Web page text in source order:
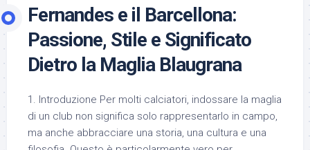
Fernandes e il Barcellona:
Passione, Stile e Significato
Dietro la Maglia Blaugrana
1. Introduzione Per molti calciatori, indossare la maglia
di un club non significa solo rappresentarlo in campo,
ma anche abbracciare una storia, una cultura e una